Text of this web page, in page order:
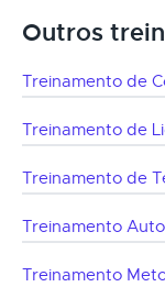
Outros
Treinamento de
Treinamento de
Treinamento de
Treinamento
Treinamento